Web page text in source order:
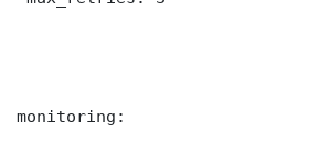
monitoring: